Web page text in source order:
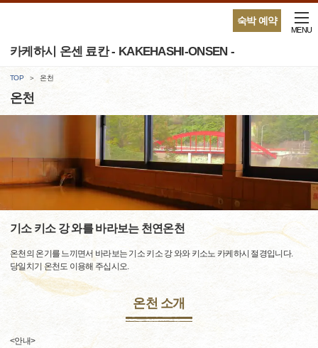
숙박 예약
카케하시 온센 료칸 - KAKEHASHI-ONSEN -
MENU
TOP 온천
온천
기소 키소 강 와를 바라보는 천연온천
온천의 온기를 느끼면서 바라보는 기소 키소 강 와와 키소노 카케하시 절경입니다.
당일치기 온천도 이용해 주십시오.
온천 소개
<안내>